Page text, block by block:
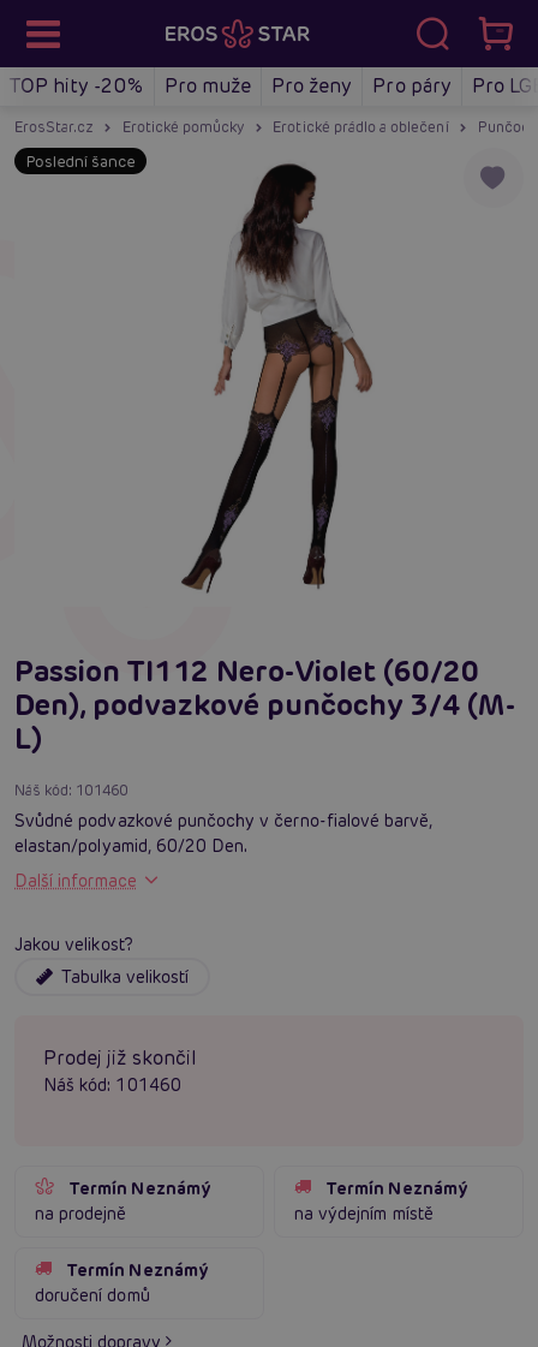
TOP hity -20% Pro muže Pro ženy Pro páry Pro
ErosStar.cz Erotické pomůcky Erotické prádlo a oblečení
Poslední šance
Passion TI112 Nero-Violet (60/20
Den), podvazkové punčochy 3/4 (M-
L)
Náš kód: 101460
Svůdné podvazkové punčochy v černo-fialové barvě,
elastan/polyamid, 60/20 Den.
Další informace
Jakou velikost?
Tabulka velikostí
Prodej již skončil
Náš kód: 101460
Termín Neznámý
na prodejně
Termín Neznámý
na výdejním místě
Termín Neznámý
doručení domů
Možnosti dopravy